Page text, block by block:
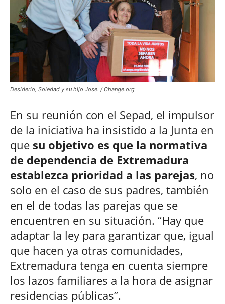
Desiderio, Soledad y su hijo Jose. / Change.org
En su reunión con el Sepad, el impulsor
de la iniciativa ha insistido a la Junta en
que su objetivo es que la normativa
de dependencia de Extremadura
establezca prioridad a las parejas, no
solo en el caso de sus padres, también
en el de todas las parejas que se
encuentren en su situación. “Hay que
adaptar la ley para garantizar que, igual
que hacen ya otras comunidades,
Extremadura tenga en cuenta siempre
los lazos familiares a la hora de asignar
residencias públicas”.